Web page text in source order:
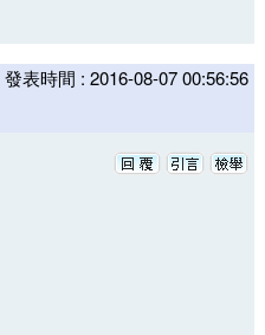
發表時間 : 2016-08-07 00:56:56